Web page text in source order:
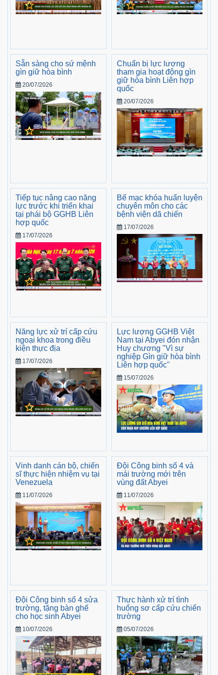
Sẵn sàng cho sứ mệnh
gìn giữ hòa bình
20/07/2026
Chuẩn bị lực lượng
tham gia hoạt động gìn
giữ hòa bình Liên hợp
quốc
20/07/2026
Tiếp tục nâng cao năng
lực trước khi triển khai
tại phái bộ GGHB Liên
hợp quốc
17/07/2026
Bế mạc khóa huấn luyện
chuyên môn cho các
bệnh viện dã chiến
17/07/2026
Năng lực xử trí cấp cứu
ngoại khoa trong điều
kiện thực địa
17/07/2026
Lực lượng GGHB Việt
Nam tại Abyei đón nhận
Huy chương "Vì sự
nghiệp Gìn giữ hòa bình
Liên hợp quốc"
15/07/2026
Vinh danh cán bộ, chiến
sĩ thực hiện nhiệm vụ tại
Venezuela
11/07/2026
Đội Công binh số 4 và
mái trường mới trên
vùng đất Abyei
11/07/2026
Đội Công binh số 4 sửa
trường, tặng bàn ghế
cho học sinh Abyei
10/07/2026
Thực hành xử trí tình
huống sơ cấp cứu chiến
trường
05/07/2026